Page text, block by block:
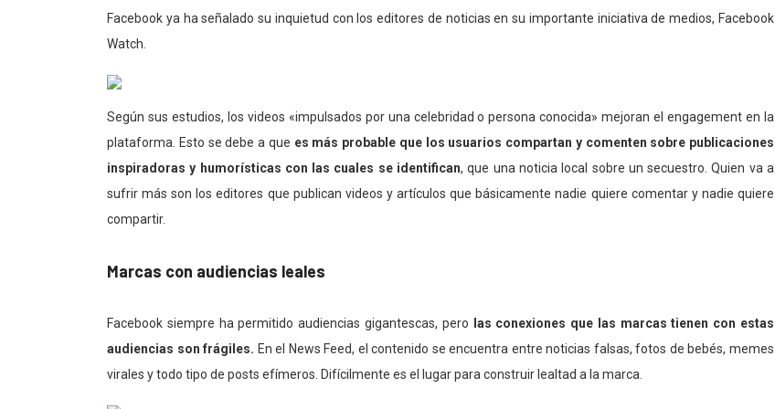
Facebook ya ha señalado su inquietud con los editores de noticias en su importante iniciativa de medios, Facebook
Watch.
Según sus estudios, los videos «impulsados ​​por una celebridad o persona conocida» mejoran el engagement en la
plataforma. Esto se debe a que es más probable que los usuarios compartan y comenten sobre publicaciones
inspiradoras y humorísticas con las cuales se identifican, que una noticia local sobre un secuestro. Quien va a
sufrir más son los editores que publican videos y artículos que básicamente nadie quiere comentar y nadie quiere
compartir.
Marcas con audiencias leales
Facebook siempre ha permitido audiencias gigantescas, pero
las conexiones que las marcas tienen con estas
audiencias son frágiles. En el News Feed, el contenido se encuentra entre noticias falsas, fotos de bebés, memes
virales y todo tipo de posts efímeros. Difícilmente es el lugar para construir lealtad a la marca.